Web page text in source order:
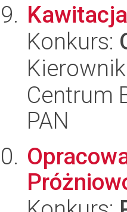
Konkurs:
Centrum
PAN